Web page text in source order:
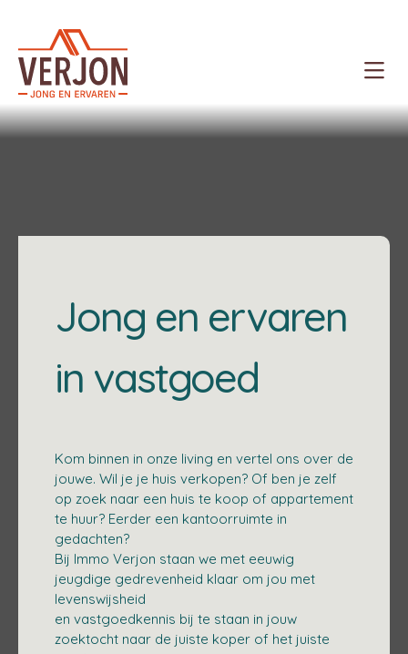
Verjon
Jong en ervaren
in vastgoed
Kom binnen in onze living en vertel ons over de
jouwe. Wil je je huis verkopen? Of ben je zelf
op zoek naar een huis te koop of appartement
te huur? Eerder een kantoorruimte in
gedachten?
Bij Immo Verjon staan we met eeuwig
jeugdige gedrevenheid klaar om jou met
levenswijsheid
en vastgoedkennis bij te staan in jouw
zoektocht naar de juiste koper of het juiste